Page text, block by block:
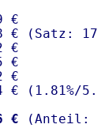
€
€ (Satz:
€
€
€
€ ( 1.81%/
€